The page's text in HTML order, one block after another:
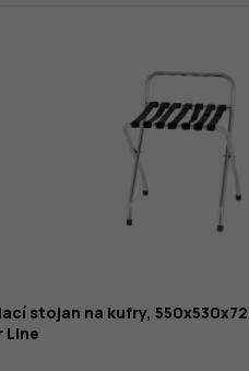
stojan na kufry,
Line